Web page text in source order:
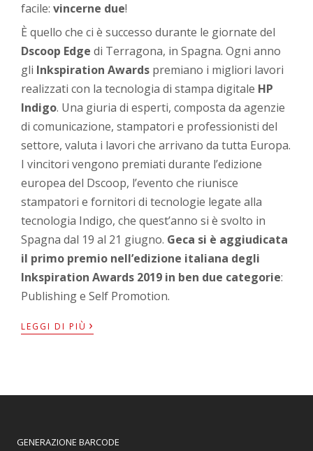
facile:vincerne due!
È quello che ci è successo durante le giornate del
Dscoop Edge di Terragona, in Spagna. Ogni anno
gli Inkspiration Awards premiano i migliori lavori
realizzati con la tecnologia di stampa digitale HP
Indigo. Una giuria di esperti, composta da agenzie
di comunicazione, stampatori e professionisti del
settore, valuta i lavori che arrivano da tutta Europa.
I vincitori vengono premiati durante l’edizione
europea del Dscoop, l’evento che riunisce
stampatori e fornitori di tecnologie legate alla
tecnologia Indigo, che quest’anno si è svolto in
Spagna dal 19 al 21 giugno. Geca si è aggiudicata
il primo premio nell’edizione italiana degli
Inkspiration Awards 2019 in ben due categorie:
Publishing e Self Promotion.
LEGGI DI PIÙ ›
GENERAZIONE BARCODE